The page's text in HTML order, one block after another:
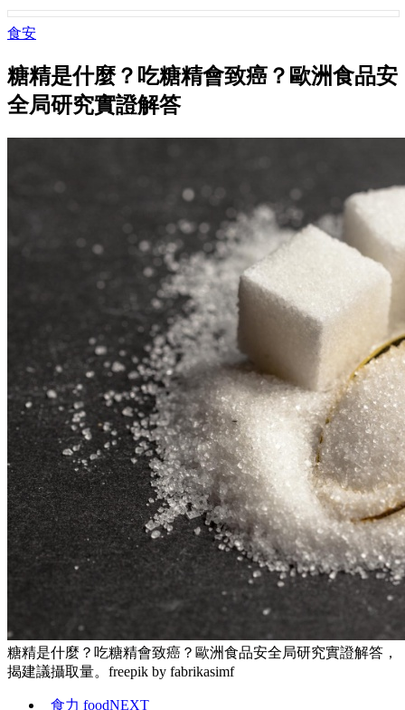
食安
糖精是什麼？吃糖精會致癌？歐洲食品安
全局研究實證解答
糖精是什麼？吃糖精會致癌？歐洲食品安全局研究實證解答，
揭建議攝取量。freepik by fabrikasimf
食力 foodNEXT